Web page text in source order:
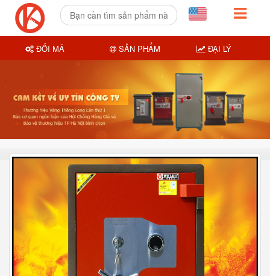
ĐỔI MÃ SẢN PHẨM ĐẠI LÝ